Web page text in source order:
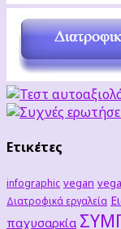
Ετικέτες
infographic vegan
Διατροφικά εργαλεία
παχυσαρκία